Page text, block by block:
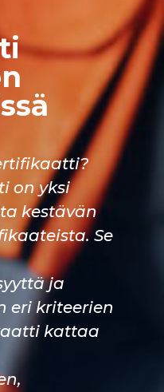
on yksi
kestävän
Se
ja
eri kriteerien
kattaa